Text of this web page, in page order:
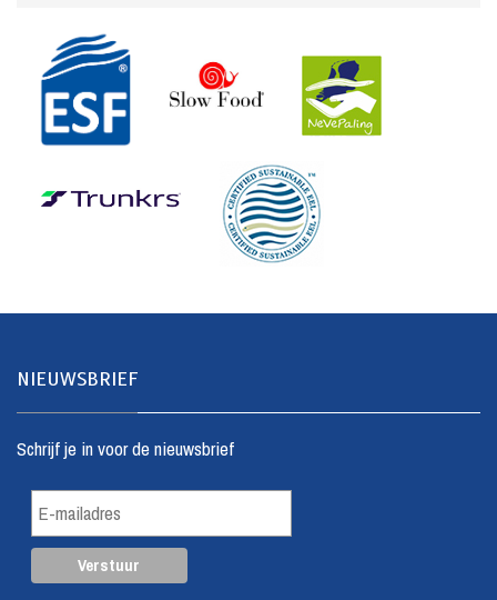
NIEUWSBRIEF
Schrijf je in voor de nieuwsbrief